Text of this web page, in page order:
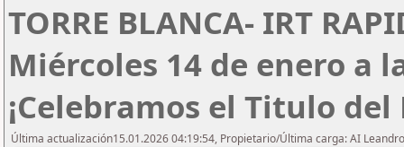
TORRE BLANCA- IRT
Miércoles 14 de enero a
¡Celebramos el Titulo
Última actualización15.01.2026 04:19:54, Propietario/Última carga: AI